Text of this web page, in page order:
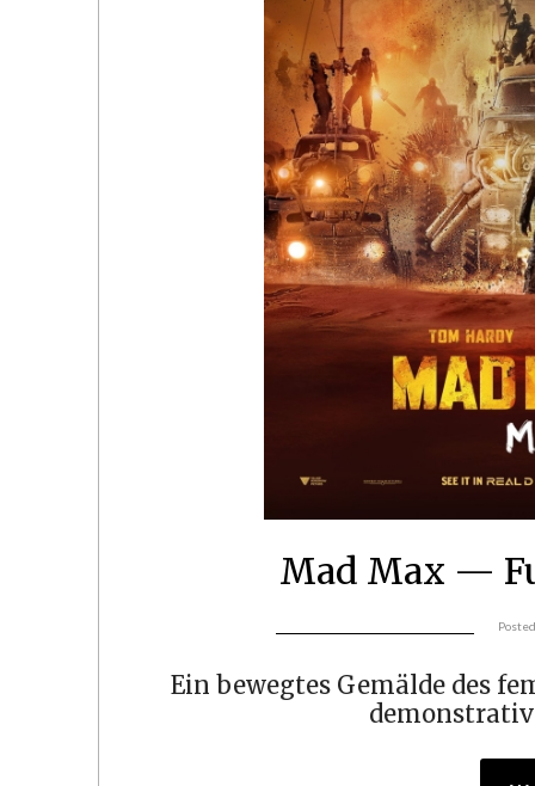
Mad Max —
Ein bewegtes Gemälde des